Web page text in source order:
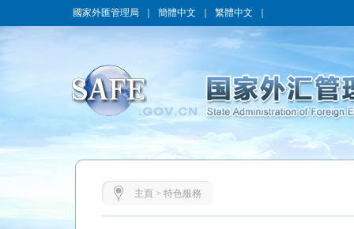
國家外匯管理局 簡體中文 繁體中文
主頁 > 特色服務